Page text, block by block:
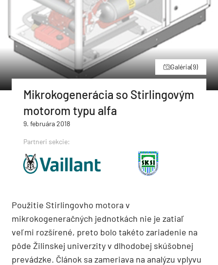
Galéria(9)
Mikrokogenerácia so Stirlingovým
motorom typu alfa
9. februára 2018
Partneri sekcie:
Použitie Stirlingovho motora v
mikrokogeneračných jednotkách nie je zatiaľ
veľmi rozšírené, preto bolo takéto zariadenie na
pôde Žilinskej univerzity v dlhodobej skúšobnej
prevádzke. Článok sa zameriava na analýzu vplyvu